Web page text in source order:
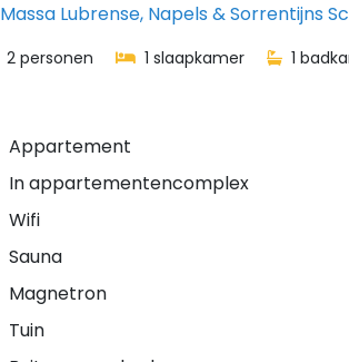
Massa Lubrense, Napels & Sorrentijns
2 personen 1 slaapkamer 1
Appartement
In appartementencomplex
Wifi
Sauna
Magnetron
Tuin